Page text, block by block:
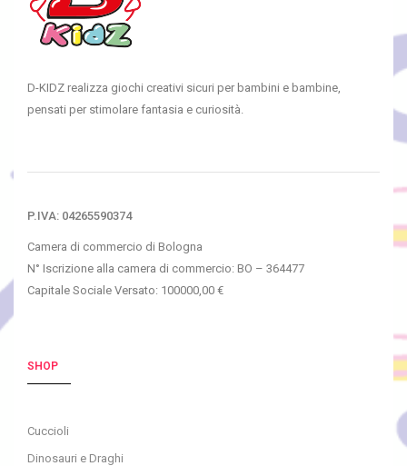
D-KIDZ realizza giochi creativi sicuri per bambini e bambine,
pensati per stimolare fantasia e curiosità.
P.IVA: 04265590374
Camera di commercio di Bologna
N° Iscrizione alla camera di commercio: BO – 364477
Capitale Sociale Versato: 100000,00 €
SHOP
Cuccioli
Dinosauri e Draghi